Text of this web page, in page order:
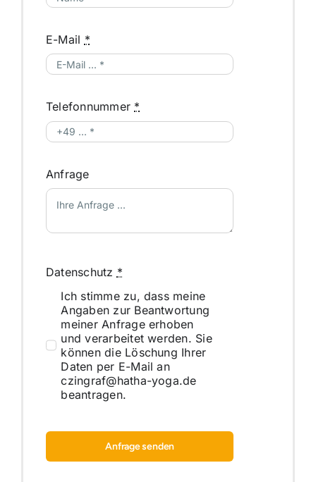
E-Mail *
Telefonnummer *
Anfrage
Datenschutz *
Ich stimme zu, dass meine
Angaben zur Beantwortung
meiner Anfrage erhoben
und verarbeitet werden. Sie
können die Löschung Ihrer
Daten per E-Mail an
czingraf@hatha-yoga.de
beantragen.
Anfrage senden